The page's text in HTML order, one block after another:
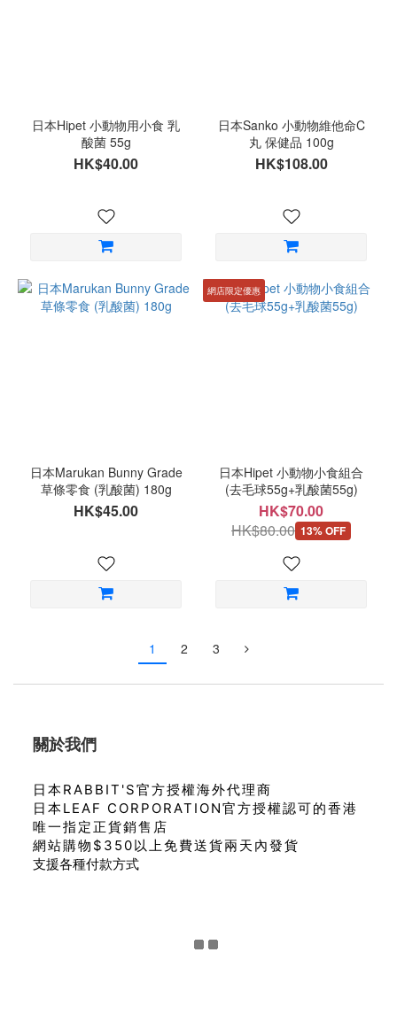
日本Hipet 小動物用小食 乳
酸菌 55g
HK$40.00
日本Sanko 小動物維他命C
丸 保健品 100g
HK$108.00
日本Marukan Bunny Grade
草條零食 (乳酸菌) 180g
HK$45.00
網店限定優惠
日本Hipet 小動物小食組合
(去毛球55g+乳酸菌55g)
HK$70.00
HK$80.00 13% OFF
1 2 3
關於我們
日本RABBIT'S官方授權海外代理商
日本LEAF CORPORATION官方授權認可的香港
唯一指定正貨銷售店
網站購物$350以上免費送貨兩天內發貨
支援各種付款方式